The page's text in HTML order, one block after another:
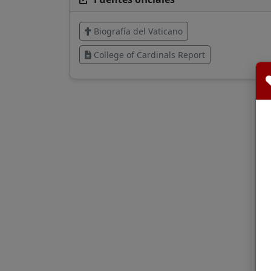
Biografía del Vaticano
College of Cardinals Report